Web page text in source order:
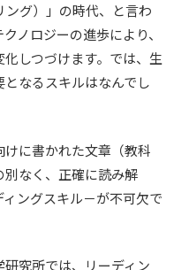
グ）」の時代、と言わ
ノロジーの進歩により、
しつづけます。では、生
なるスキルはなんでし
に書かれた文章（教科
なく、正確に読み解
ングスキル－が不可欠で
究所では、リーディン